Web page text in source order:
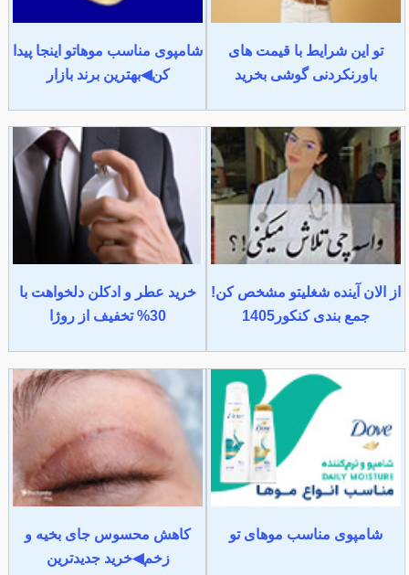
تو این شرایط با قیمت های
باورنکردنی گوشی بخرید
شامپوی مناسب موهاتو اینجا پیدا
کن◀بهترین برند بازار
از الان آینده شغلیتو مشخص کن!
جمع بندی کنکور1405
خرید عطر و ادکلن دلخواهت با
30% تخفیف از روژا
شامپوی مناسب موهای تو
کاهش محسوس جای بخیه و
زخم◀خرید جدیدترین